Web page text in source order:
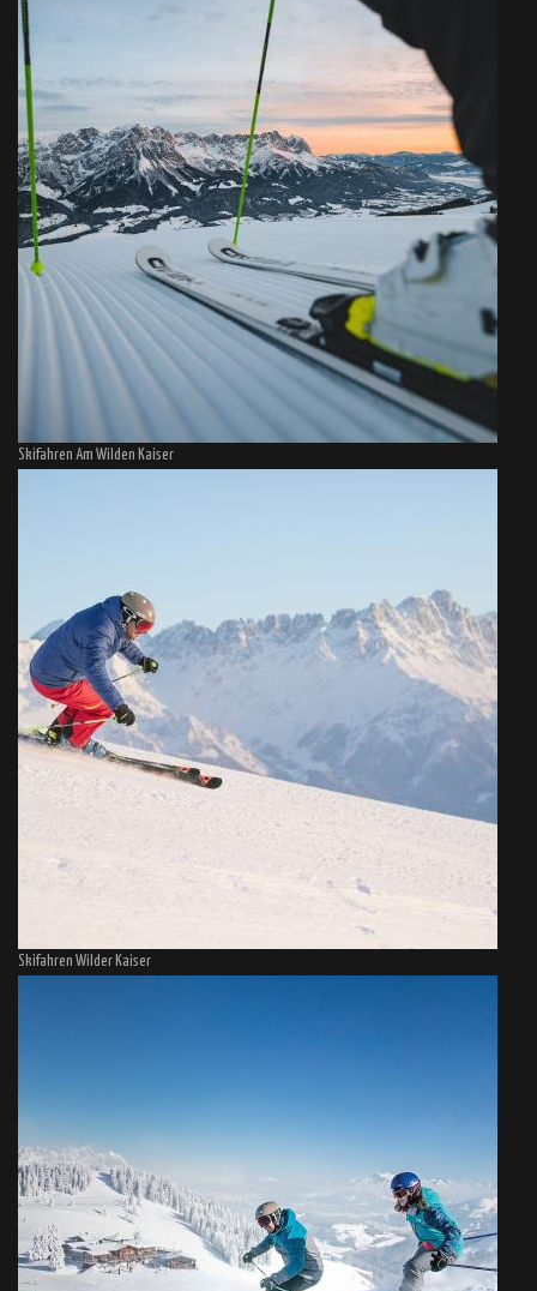
Skifahren Am Wilden Kaiser
Skifahren Wilder Kaiser